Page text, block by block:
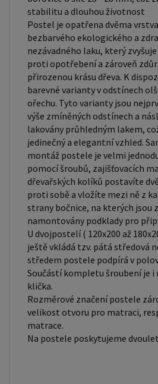
kloubů, naše pěnová matrace
řešením pro váš noční
hypoalergenní vlastnosti a
roztočům zajistí čistotu a
spánku. Užijte si každou noc jako
se probuďte svěží a plní
nejlepší pěnovou matraci Diana
zažijte nejlepší spánek, jaký jste kdy
balení: postel z masivu borovice rošt matrace
Diana spojovací materiál návod k sestavení
Doporučujeme k tomuto
Prostěradla - nakupujte - ZDE Úložný prostor -
nakupujte - ZDE Noční stolky, komody atd. -
nakupujte - ZDE Přikrývky, polštáře, chrániče,
toppery - nakupujte - ZDE Rozměry postele:
Rozměry postele jsou klíčové
funkčnost ložnice. Výška
taková, abyste mohli snadno
Rozměry postele mohou ovlivnit
funkčnost vaší ložnice. V naší
postele zvýšené. To je
stabilitu a dlouhou životnost
Postel je opatřena dvěma
bezbarvého ekologického a
nezávadného laku, který
proti opotřebení a zároveň
přirozenou krásu dřeva. K
barevné varianty v odstínech
ořechu. Tyto varianty jsou
výše zmíněných odstínech a
lakovány průhledným lakem,
jedinečný a elegantní vzhled.
montáž postele je velmi
pomocí šroubů, zajišťovacích
dřevařských kolíků postavíte
proti sobě a vložíte mezi ně z
strany bočnice, na kterých jsou
namontovány podklady pro
U dvojpostelí ( 120x200 až
ještě vkládá tzv. pátá středová
středem postele podpírá v
Součástí kompletu šroubení je
klička.
Rozměrové značení postele
velikost otvoru pro matraci,
matrace.
Na postele poskytujeme